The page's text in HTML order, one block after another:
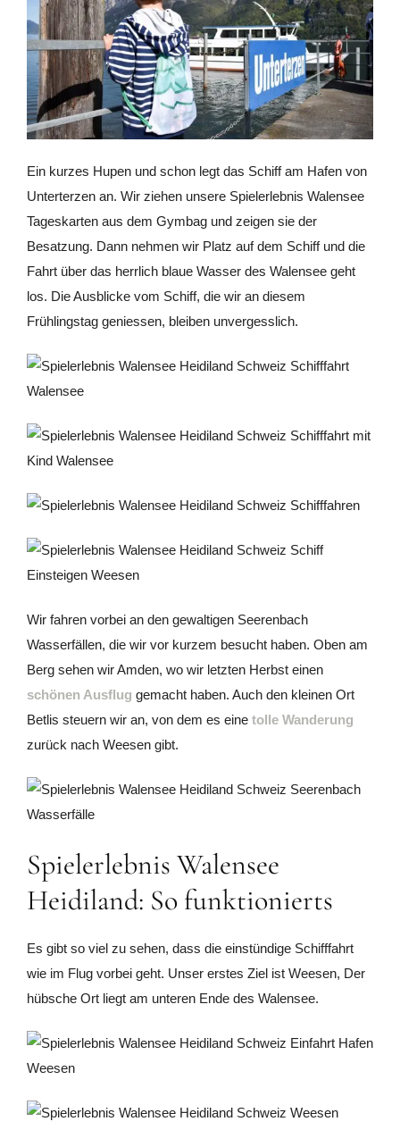
Ein kurzes Hupen und schon legt das Schiff am Hafen von
Unterterzen an. Wir ziehen unsere Spielerlebnis Walensee
Tageskarten aus dem Gymbag und zeigen sie der
Besatzung. Dann nehmen wir Platz auf dem Schiff und die
Fahrt über das herrlich blaue Wasser des Walensee geht
los. Die Ausblicke vom Schiff, die wir an diesem
Frühlingstag geniessen, bleiben unvergesslich.
Wir fahren vorbei an den gewaltigen Seerenbach
Wasserfällen, die wir vor kurzem besucht haben. Oben am
Berg sehen wir Amden, wo wir letzten Herbst einen
schönen Ausflug gemacht haben. Auch den kleinen Ort
Betlis steuern wir an, von dem es eine tolle Wanderung
zurück nach Weesen gibt.
Spielerlebnis Walensee
Heidiland: So funktionierts
Es gibt so viel zu sehen, dass die einstündige Schifffahrt
wie im Flug vorbei geht. Unser erstes Ziel ist Weesen, Der
hübsche Ort liegt am unteren Ende des Walensee.